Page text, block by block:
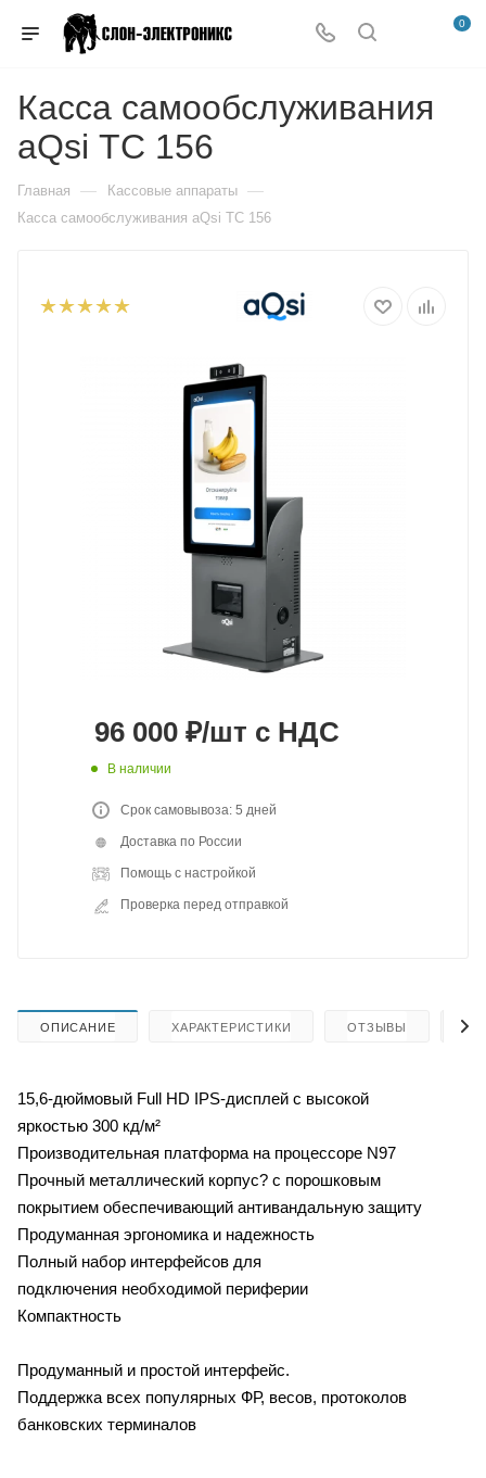
0
Касса самообслуживания
aQsi ТС 156
Главная — Кассовые аппараты —
Касса самообслуживания aQsi ТС 156
96 000 ₽/шт с НДС
В наличии
Срок самовывоза: 5 дней
Доставка по России
Помощь с настройкой
Проверка перед отправкой
ОПИСАНИЕ ХАРАКТЕРИСТИКИ ОТЗЫВЫ
15,6-дюймовый Full HD IPS-дисплей с высокой
яркостью 300 кд/м²
Производительная платформа на процессоре N97
Прочный металлический корпус? с порошковым
покрытием обеспечивающий антивандальную защиту
Продуманная эргономика и надежность
Полный набор интерфейсов для
подключения необходимой периферии
Компактность
Продуманный и простой интерфейс.
Поддержка всех популярных ФР, весов, протоколов
банковских терминалов